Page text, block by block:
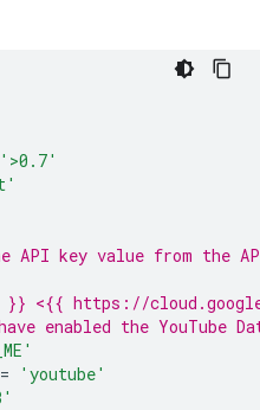
'>0.7'
the API key value from the
}} <{{ https://
enabled the YouTube
=
'youtube'